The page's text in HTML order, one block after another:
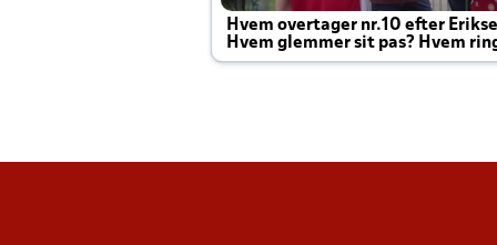
Hvem overtager nr.10 efter
Hvem glemmer sit pas? Hvem
Joachim altid til efter kampe?